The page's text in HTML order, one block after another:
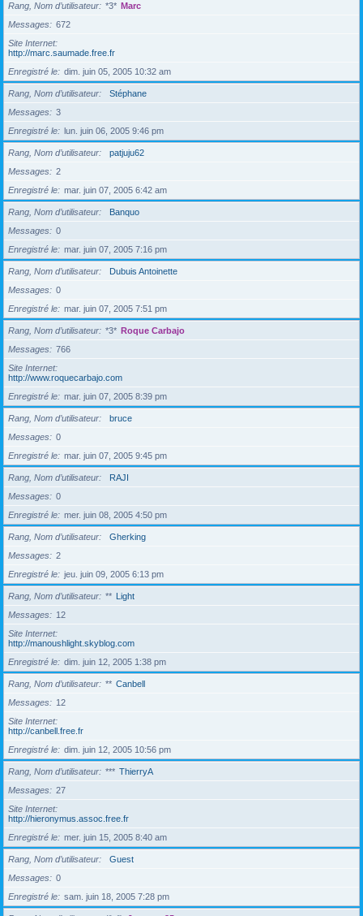
Rang, Nom d’utilisateur *3* Marc
Messages
672
Site Internet
http://marc.saumade.free.fr
Enregistré le
dim. juin 05, 2005 10:32 am
Rang, Nom d’utilisateur
Stéphane
Messages
3
Enregistré le
lun. juin 06, 2005 9:46 pm
Rang, Nom d’utilisateur
patjuju62
Messages
2
Enregistré le
mar. juin 07, 2005 6:42 am
Rang, Nom d’utilisateur
Banquo
Messages
0
Enregistré le
mar. juin 07, 2005 7:16 pm
Rang, Nom d’utilisateur
Dubuis Antoinette
Messages
0
Enregistré le
mar. juin 07, 2005 7:51 pm
Rang, Nom d’utilisateur *3* Roque Carbajo
Messages
766
Site Internet
http://www.roquecarbajo.com
Enregistré le
mar. juin 07, 2005 8:39 pm
Rang, Nom d’utilisateur
bruce
Messages
0
Enregistré le
mar. juin 07, 2005 9:45 pm
Rang, Nom d’utilisateur
RAJI
Messages
0
Enregistré le
mer. juin 08, 2005 4:50 pm
Rang, Nom d’utilisateur
Gherking
Messages
2
Enregistré le
jeu. juin 09, 2005 6:13 pm
Rang, Nom d’utilisateur ** Light
Messages
12
Site Internet
http://manoushlight.skyblog.com
Enregistré le
dim. juin 12, 2005 1:38 pm
Rang, Nom d’utilisateur ** Canbell
Messages
12
Site Internet
http://canbell.free.fr
Enregistré le
dim. juin 12, 2005 10:56 pm
Rang, Nom d’utilisateur *** ThierryA
Messages
27
Site Internet
http://hieronymus.assoc.free.fr
Enregistré le
mer. juin 15, 2005 8:40 am
Rang, Nom d’utilisateur
Guest
Messages
0
Enregistré le
sam. juin 18, 2005 7:28 pm